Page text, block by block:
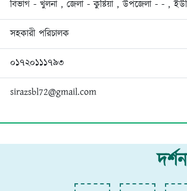
বিভাগ - খুলনা , জেলা - কুষ্টিয়া , উপজেলা - - ,
সহকারী পরিচালক
০১৭২০১১১৭৯৩
sirazsbl72@gmail.com